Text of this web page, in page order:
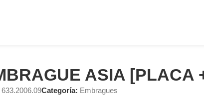
ASIA [PLACA
633.2006.09Categoría: Embragues